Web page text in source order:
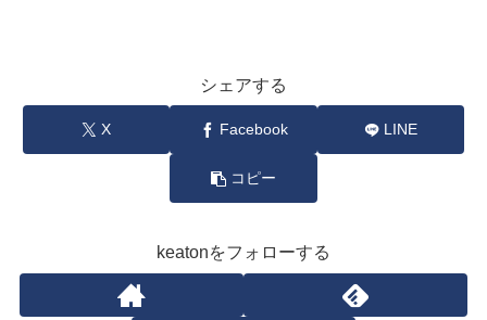
シェアする
X Facebook LINE
コピー
keatonをフォローする